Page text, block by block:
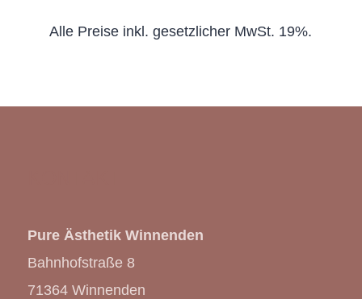
Alle Preise inkl. gesetzlicher MwSt. 19%.
Pure Ästhetik Winnenden
Bahnhofstraße 8
71364 Winnenden